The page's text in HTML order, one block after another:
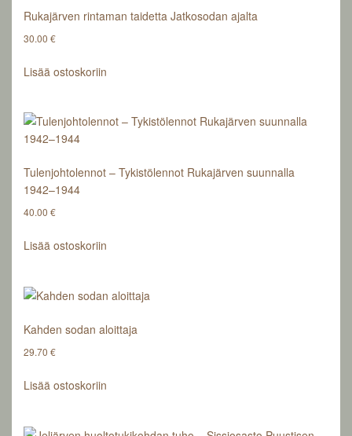
Rukajärven rintaman taidetta Jatkosodan ajalta
30.00 €
Lisää ostoskoriin
Tulenjohtolennot – Tykistölennot Rukajärven suunnalla
1942–1944
40.00 €
Lisää ostoskoriin
Kahden sodan aloittaja
29.70 €
Lisää ostoskoriin